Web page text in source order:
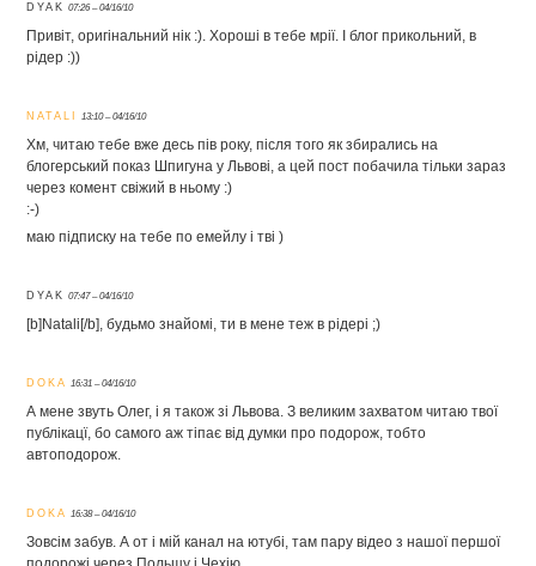
DYAK 07:26 – 04/16/10
Привіт, оригінальний нік :). Хороші в тебе мрії. І блог прикольний, в
рідер :))
NATALI 13:10 – 04/16/10
Хм, читаю тебе вже десь пів року, після того як збирались на
блогерський показ Шпигуна у Львові, а цей пост побачила тільки зараз
через комент свіжий в ньому :)
:-)
маю підписку на тебе по емейлу і тві )
DYAK 07:47 – 04/16/10
[b]Natali[/b], будьмо знайомі, ти в мене теж в рідері ;)
DOKA 16:31 – 04/16/10
А мене звуть Олег, і я також зі Львова. З великим захватом читаю твої
публікацї, бо самого аж тіпає від думки про подорож, тобто
автоподорож.
DOKA 16:38 – 04/16/10
Зовсім забув. А от і мій канал на ютубі, там пару відео з нашої першої